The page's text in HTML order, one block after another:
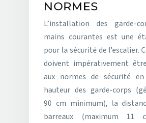
NORMES
L’installation des garde-
mains courantes est une
pour la sécurité de l’escalier.
doivent impérativement
aux normes de sécurité en
hauteur des garde-corps
90 cm minimum), la
barreaux (maximum